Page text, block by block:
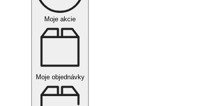
Moje akcie
Moje objednávky